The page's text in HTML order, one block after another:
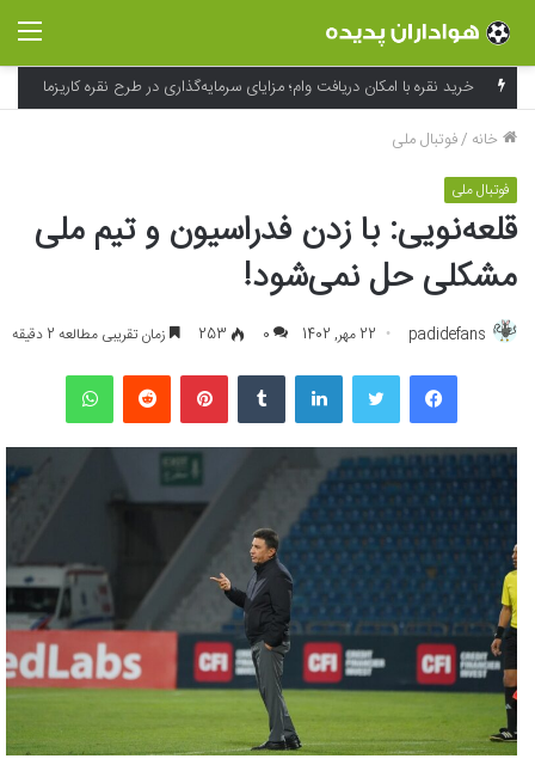
خرید نقره با امکان دریافت وام؛ مزایای سرمایه‌گذاری در طرح نقره کاریزما
خانه /فوتبال ملی
فوتبال ملی
قلعه‌نویی: با زدن فدراسیون و تیم ملی
مشکلی حل نمی‌شود!
padidefans 22 مهر, 1402 0
253 زمان تقریبی مطالعه 2 دقیقه
فیسبوک لینکداین پینتریست